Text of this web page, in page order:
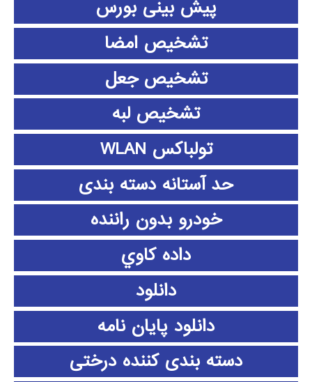
پیش بینی بورس
تشخیص امضا
تشخیص جعل
تشخیص لبه
تولباکس WLAN
حد آستانه دسته بندی
خودرو بدون راننده
داده كاوي
دانلود
دانلود پايان نامه
دسته بندی کننده درختی